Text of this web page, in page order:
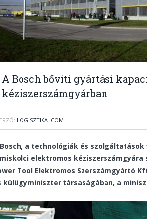
A Bosch bővíti gyártási
kéziszerszámgyárban
LOGISZTIKA .COM
a technológiák és
elektromos kéziszerszámgyára
Tool Elektromos Szerszámgyártó
külügyminiszter társaságában, a